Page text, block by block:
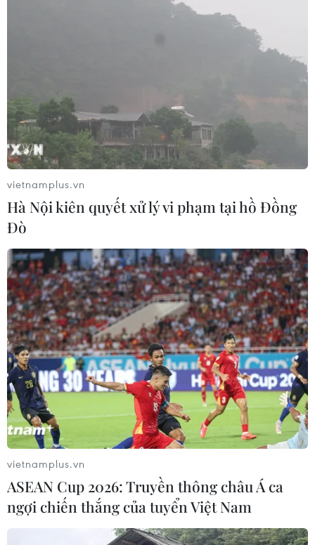
vietnamplus.vn
Hà Nội kiên quyết xử lý vi phạm tại hồ Đồng
Đò
vietnamplus.vn
ASEAN Cup 2026: Truyền thông châu Á ca
ngợi chiến thắng của tuyển Việt Nam